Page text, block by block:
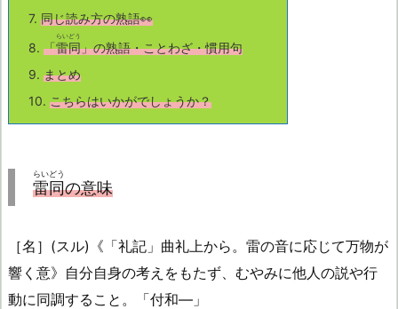
7. 同じ読み方の熟語👀
8. 「雷同
らいどう
」の熟語・ことわざ・慣用句
9. まとめ
10. こちらはいかがでしょうか？
雷同
らいどう
の意味
［名］(スル)《「礼記」曲礼上から。雷の音に応じて万物が
響く意》自分自身の考えをもたず、むやみに他人の説や行
動に同調すること。「付和―」